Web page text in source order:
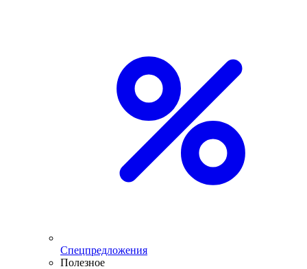
Спецпредложения
Полезное